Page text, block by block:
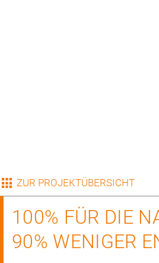
ZUR PROJEKTÜBERSICHT
100% FÜR DIE
90% WENIGER